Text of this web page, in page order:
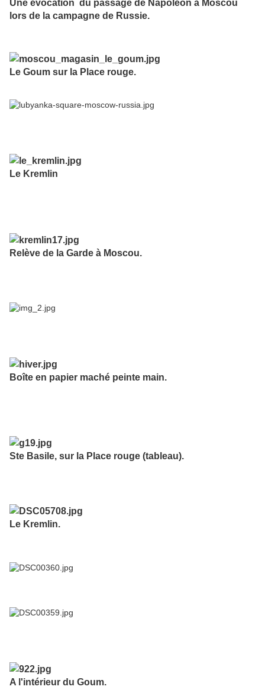
lors de la campagne de Russie.
Le Goum sur la Place rouge.
Le Kremlin
Relève de la Garde à Moscou.
Boîte en papier maché peinte main.
Ste Basile, sur la Place rouge (tableau).
Le Kremlin.
A l'intérieur du Goum.